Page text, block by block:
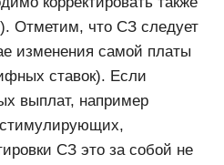
Отметим, что СЗ следует
изменения самой платы
ставок). Если
выплат, например
СЗ это за собой не